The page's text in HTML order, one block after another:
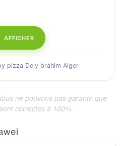
AFFICHER
pizza Dely brahim Alger
ne pouvons pas garantir que
correctes à 100%.